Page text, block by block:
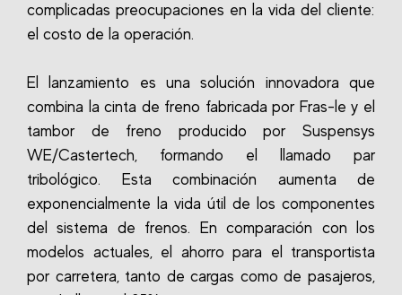
complicadas preocupaciones en la vida del cliente:
el costo de la operación.
El lanzamiento es una solución innovadora que
combina la cinta de freno fabricada por Fras-le y el
tambor de freno producido por Suspensys
WE/Castertech, formando el llamado par
tribológico. Esta combinación aumenta de
exponencialmente la vida útil de los componentes
del sistema de frenos. En comparación con los
modelos actuales, el ahorro para el transportista
por carretera, tanto de cargas como de pasajeros,